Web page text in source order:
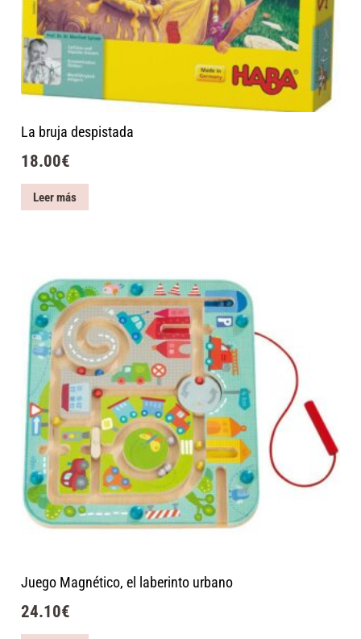
La bruja despistada
18.00€
Leer más
Juego Magnético, el laberinto urbano
24.10€